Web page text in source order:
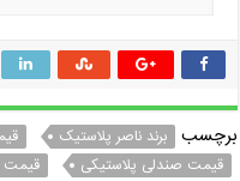
برچسب برند ناصر پلاستیک
قیمت صندلی پلاستیکی
قیمت